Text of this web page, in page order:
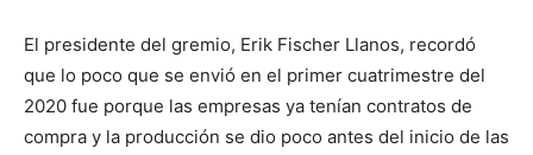
El presidente del gremio, Erik Fischer Llanos, recordó
que lo poco que se envió en el primer cuatrimestre del
2020 fue porque las empresas ya tenían contratos de
compra y la producción se dio poco antes del inicio de las